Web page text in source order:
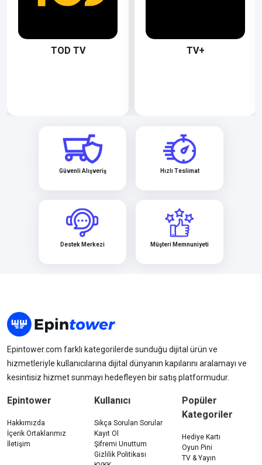
TOD TV TV+
Güvenli Alışveriş Hızlı Teslimat
Destek Merkezi Müşteri Memnuniyeti
Epintower.com farklı kategorilerde sunduğu dijital ürün ve
hizmetleriyle kullanıcılarına dijital dünyanın kapılarını aralamayı ve
kesintisiz hizmet sunmayı hedefleyen bir satış platformudur.
Epintower
Hakkımızda
İçerik Ortaklarımız
İletişim
Kullanıcı
Sıkça Sorulan Sorular
Kayıt Ol
Şifremi Unuttum
Gizlilik Politikası
Popüler
Kategoriler
Hediye Kartı
Oyun Pini
TV & Yayın